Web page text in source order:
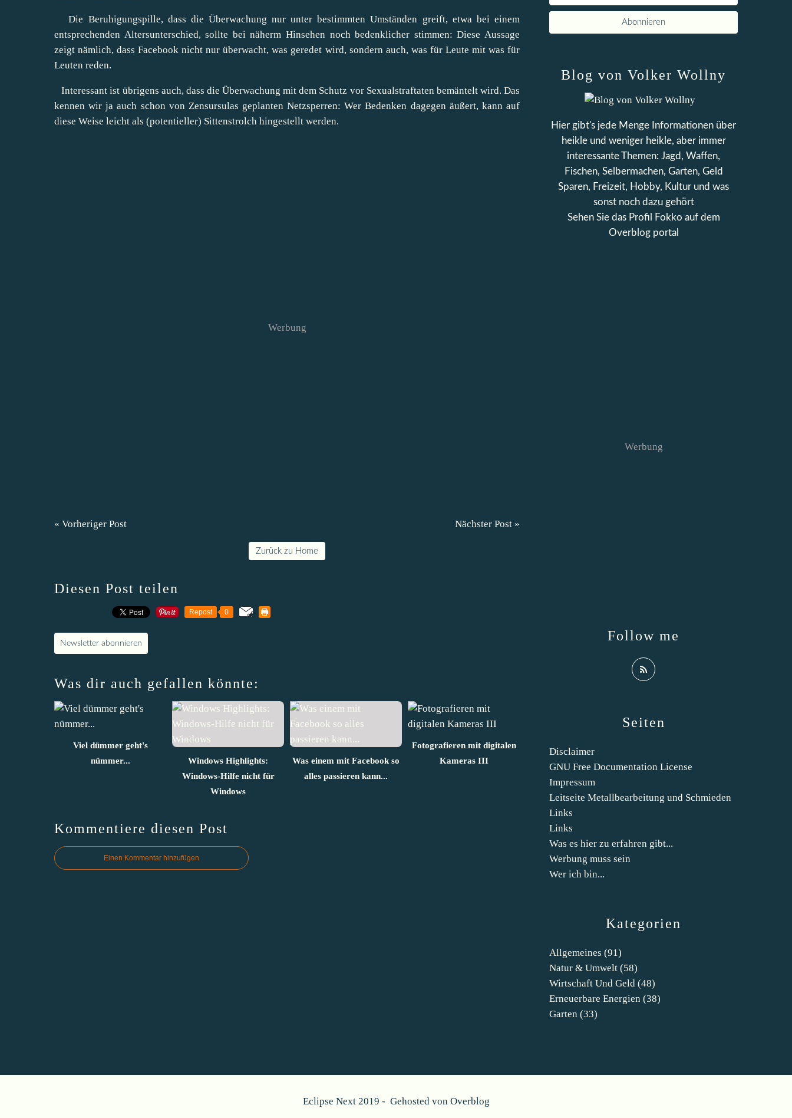
Die Beruhigungspille, dass die Überwachung nur unter bestimmten Umständen greift, etwa bei einem
entsprechenden Altersunterschied, sollte bei näherm Hinsehen noch bedenklicher stimmen: Diese Aussage
zeigt nämlich, dass Facebook nicht nur überwacht, was geredet wird, sondern auch, was für Leute mit was für
Leuten reden.
Interessant ist übrigens auch, dass die Überwachung mit dem Schutz vor Sexualstraftaten bemäntelt wird. Das
kennen wir ja auch schon von Zensursulas geplanten Netzsperren: Wer Bedenken dagegen äußert, kann auf
diese Weise leicht als (potentieller) Sittenstrolch hingestellt werden.
Werbung
« Vorheriger Post Nächster Post »
Zurück zu Home
Diesen Post teilen
Repost 0
Newsletter abonnieren
Was dir auch gefallen könnte:
Viel dümmer geht's
nümmer...
Windows Highlights:
Windows-Hilfe nicht für
Windows
Was einem mit Facebook so
alles passieren kann...
Fotografieren mit digitalen
Kameras III
Kommentiere diesen Post
Einen Kommentar hinzufügen
Kategorien
Allgemeines (91)
Natur & Umwelt (58)
Wirtschaft Und Geld (48)
Erneuerbare Energien (38)
Garten (33)
Seiten
Disclaimer
GNU Free Documentation License
Impressum
Leitseite Metallbearbeitung und Schmieden
Links
Links
Was es hier zu erfahren gibt...
Werbung muss sein
Wer ich bin...
Blog von Volker Wollny
Hier gibt's jede Menge Informationen über
heikle und weniger heikle, aber immer
interessante Themen: Jagd, Waffen,
Fischen, Selbermachen, Garten, Geld
Sparen, Freizeit, Hobby, Kultur und was
sonst noch dazu gehört
Sehen Sie das Profil
Fokko auf dem
Overblog portal
Follow me
Werbung
Eclipse Next 2019 - Gehosted von Overblog